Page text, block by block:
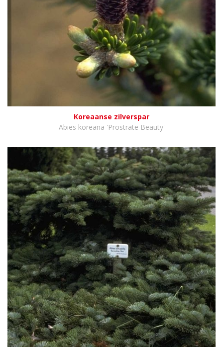
Koreaanse zilverspar
Abies koreana 'Prostrate Beauty'